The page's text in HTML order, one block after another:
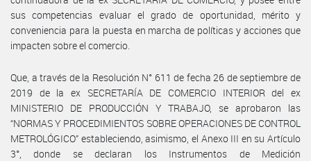
sus competencias evaluar el grado de oportunidad, mérito y
conveniencia para la puesta en marcha de políticas y acciones que
impacten sobre el comercio.
Que, a través de la Resolución N° 611 de fecha 26 de septiembre de
2019 de la ex SECRETARÍA DE COMERCIO INTERIOR del ex
MINISTERIO DE PRODUCCIÓN Y TRABAJO, se aprobaron las
“NORMAS Y PROCEDIMIENTOS SOBRE OPERACIONES DE CONTROL
METROLÓGICO” estableciendo, asimismo, el Anexo III en su Artículo
3°, donde se declaran los Instrumentos de Medición